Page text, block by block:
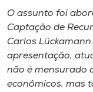
Museu
Unoesc
Store
O assunto foi
Captação de
Carlos
apresentação,
não é mensurado
econômicos, mas